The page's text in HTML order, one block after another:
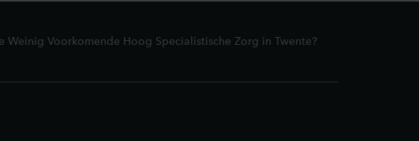
Voorkomende Hoog Specialistische Zorg in Twente?